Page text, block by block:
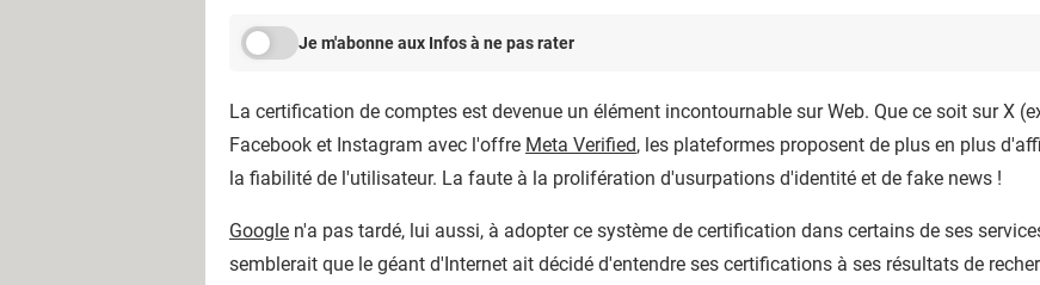
Je m'abonne aux Infos à ne pas rater
La certification de comptes est devenue un élément incontournable sur Web. Que ce soit sur X
Facebook et Instagram avec l'offre Meta Verified, les plateformes proposent de plus en plus
la fiabilité de l'utilisateur. La faute à la prolifération d'usurpations d'identité et de fake news !
Google n'a pas tardé, lui aussi, à adopter ce système de certification dans certains de ses
semblerait que le géant d'Internet ait décidé d'entendre ses certifications à ses résultats de